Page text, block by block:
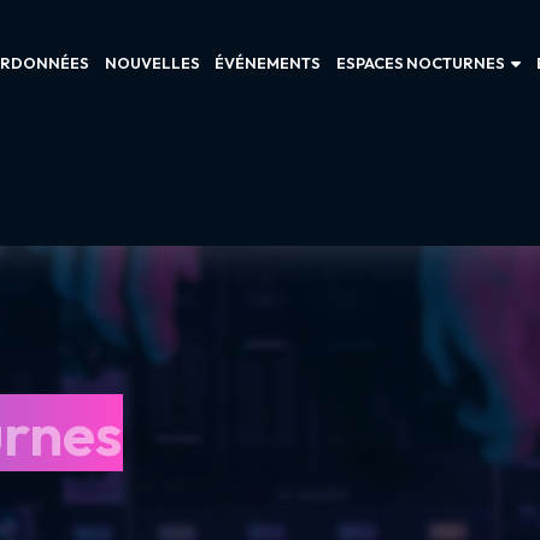
NOUVELLES ÉVÉNEMENTS ESPACES NOCTURNES